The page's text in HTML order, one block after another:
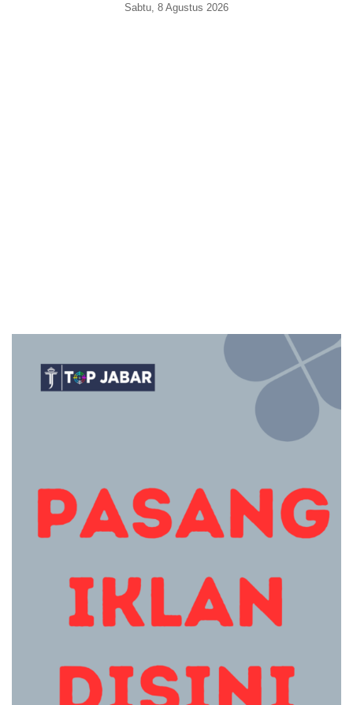
Sabtu, 8 Agustus 2026